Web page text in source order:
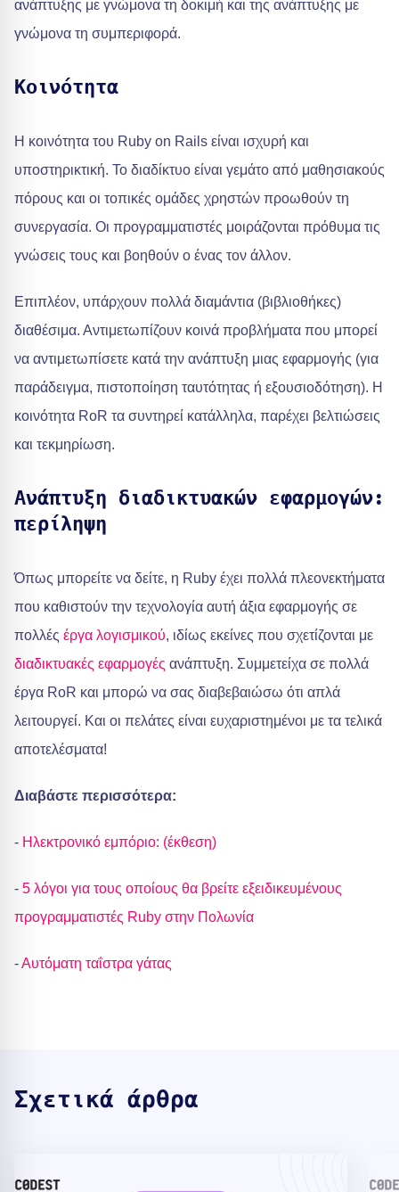
ανάπτυξης με γνώμονα τη δοκιμή και της ανάπτυξης με
γνώμονα τη συμπεριφορά.
Κοινότητα
Η κοινότητα του Ruby on Rails είναι ισχυρή και
υποστηρικτική. Το διαδίκτυο είναι γεμάτο από μαθησιακούς
πόρους και οι τοπικές ομάδες χρηστών προωθούν τη
συνεργασία. Οι προγραμματιστές μοιράζονται πρόθυμα τις
γνώσεις τους και βοηθούν ο ένας τον άλλον.
Επιπλέον, υπάρχουν πολλά διαμάντια (βιβλιοθήκες)
διαθέσιμα. Αντιμετωπίζουν κοινά προβλήματα που μπορεί
να αντιμετωπίσετε κατά την ανάπτυξη μιας εφαρμογής (για
παράδειγμα, πιστοποίηση ταυτότητας ή εξουσιοδότηση). Η
κοινότητα RoR τα συντηρεί κατάλληλα, παρέχει βελτιώσεις
και τεκμηρίωση.
Ανάπτυξη διαδικτυακών εφαρμογών:
περίληψη
Όπως μπορείτε να δείτε, η Ruby έχει πολλά πλεονεκτήματα
που καθιστούν την τεχνολογία αυτή άξια εφαρμογής σε
πολλές έργα λογισμικού, ιδίως εκείνες που σχετίζονται με
διαδικτυακές εφαρμογές ανάπτυξη. Συμμετείχα σε πολλά
έργα RoR και μπορώ να σας διαβεβαιώσω ότι απλά
λειτουργεί. Και οι πελάτες είναι ευχαριστημένοι με τα τελικά
αποτελέσματα!
Διαβάστε περισσότερα:
- Ηλεκτρονικό εμπόριο: (έκθεση)
- 5 λόγοι για τους οποίους θα βρείτε εξειδικευμένους
προγραμματιστές Ruby στην Πολωνία
-Αυτόματη ταΐστρα γάτας
Σχετικά άρθρα